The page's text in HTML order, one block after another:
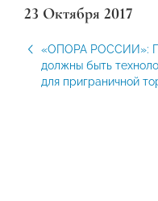
23 Октября 2017
«ОПОРА РОССИИ»:
должны быть
для приграничной